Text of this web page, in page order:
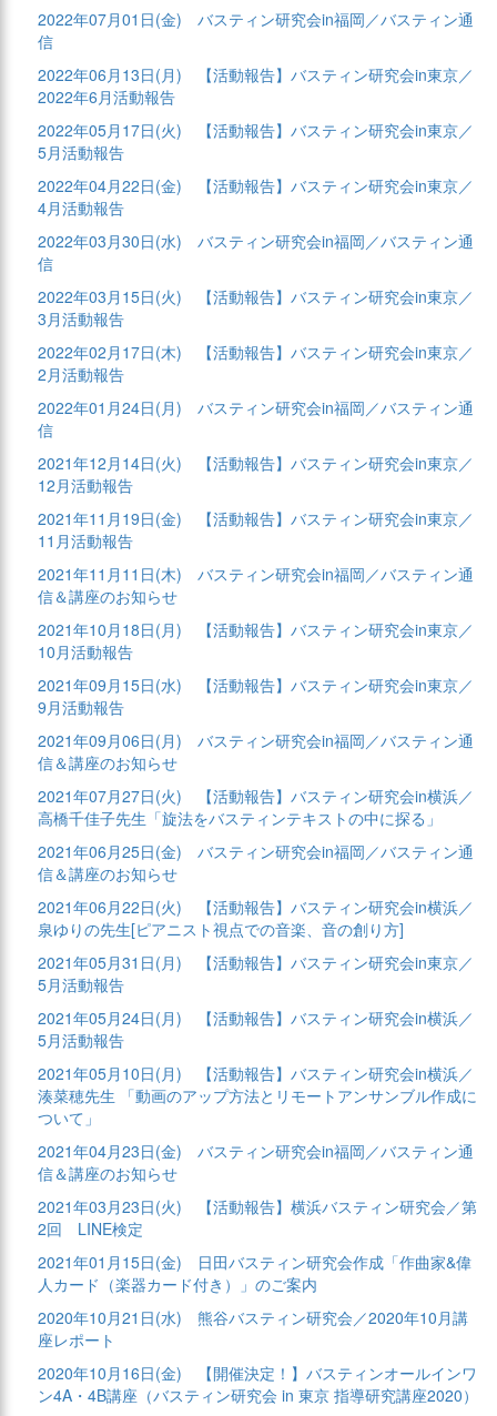
2022年07月01日(金)
バスティン研究会in福岡／バスティン通
信
2022年06月13日(月)
【活動報告】バスティン研究会in東京／
2022年6月活動報告
2022年05月17日(火)
【活動報告】バスティン研究会in東京／
5月活動報告
2022年04月22日(金)
【活動報告】バスティン研究会in東京／
4月活動報告
2022年03月30日(水)
バスティン研究会in福岡／バスティン通
信
2022年03月15日(火)
【活動報告】バスティン研究会in東京／
3月活動報告
2022年02月17日(木)
【活動報告】バスティン研究会in東京／
2月活動報告
2022年01月24日(月)
バスティン研究会in福岡／バスティン通
信
2021年12月14日(火)
【活動報告】バスティン研究会in東京／
12月活動報告
2021年11月19日(金)
【活動報告】バスティン研究会in東京／
11月活動報告
2021年11月11日(木)
バスティン研究会in福岡／バスティン通
信＆講座のお知らせ
2021年10月18日(月)
【活動報告】バスティン研究会in東京／
10月活動報告
2021年09月15日(水)
【活動報告】バスティン研究会in東京／
9月活動報告
2021年09月06日(月)
バスティン研究会in福岡／バスティン通
信＆講座のお知らせ
2021年07月27日(火)
【活動報告】バスティン研究会in横浜／
高橋千佳子先生「旋法をバスティンテキストの中に探る」
2021年06月25日(金)
バスティン研究会in福岡／バスティン通
信＆講座のお知らせ
2021年06月22日(火)
【活動報告】バスティン研究会in横浜／
泉ゆりの先生[ピアニスト視点での音楽、音の創り方]
2021年05月31日(月)
【活動報告】バスティン研究会in東京／
5月活動報告
2021年05月24日(月)
【活動報告】バスティン研究会in横浜／
5月活動報告
2021年05月10日(月)
【活動報告】バスティン研究会in横浜／
湊菜穂先生 「動画のアップ方法とリモートアンサンブル作成に
ついて」
2021年04月23日(金)
バスティン研究会in福岡／バスティン通
信＆講座のお知らせ
2021年03月23日(火)
【活動報告】横浜バスティン研究会／第
2回 LINE検定
2021年01月15日(金)
日田バスティン研究会作成「作曲家&偉
人カード（楽器カード付き）」のご案内
2020年10月21日(水)
熊谷バスティン研究会／2020年10月講
座レポート
2020年10月16日(金)
【開催決定！】バスティンオールインワ
ン4A・4B講座（バスティン研究会 in 東京 指導研究講座2020）